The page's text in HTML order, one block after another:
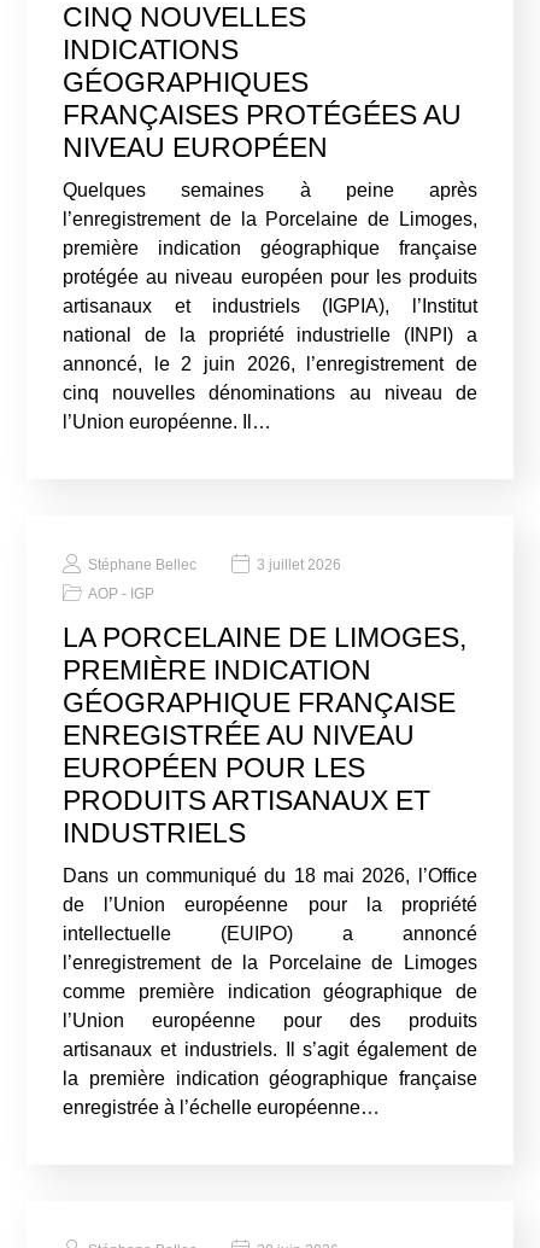
CINQ NOUVELLES
INDICATIONS
GÉOGRAPHIQUES
FRANÇAISES PROTÉGÉES AU
NIVEAU EUROPÉEN
Quelques semaines à peine après
l’enregistrement de la Porcelaine de Limoges,
première indication géographique française
protégée au niveau européen pour les produits
artisanaux et industriels (IGPIA), l’Institut
national de la propriété industrielle (INPI) a
annoncé, le 2 juin 2026, l’enregistrement de
cinq nouvelles dénominations au niveau de
l’Union européenne. Il…
Stéphane Bellec
3 juillet 2026
AOP - IGP
LA PORCELAINE DE LIMOGES,
PREMIÈRE INDICATION
GÉOGRAPHIQUE FRANÇAISE
ENREGISTRÉE AU NIVEAU
EUROPÉEN POUR LES
PRODUITS ARTISANAUX ET
INDUSTRIELS
Dans un communiqué du 18 mai 2026, l’Office
de l’Union européenne pour la propriété
intellectuelle (EUIPO) a annoncé
l’enregistrement de la Porcelaine de Limoges
comme première indication géographique de
l’Union européenne pour des produits
artisanaux et industriels. Il s’agit également de
la première indication géographique française
enregistrée à l’échelle européenne…